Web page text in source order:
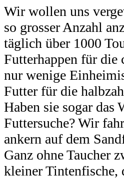
Wir wollen uns
so grosser Anzahl
täglich über 1000
Futterhappen für die
nur wenige
Futter für die
Haben sie sogar das
Futtersuche? Wir
ankern auf dem
Ganz ohne Taucher
kleiner